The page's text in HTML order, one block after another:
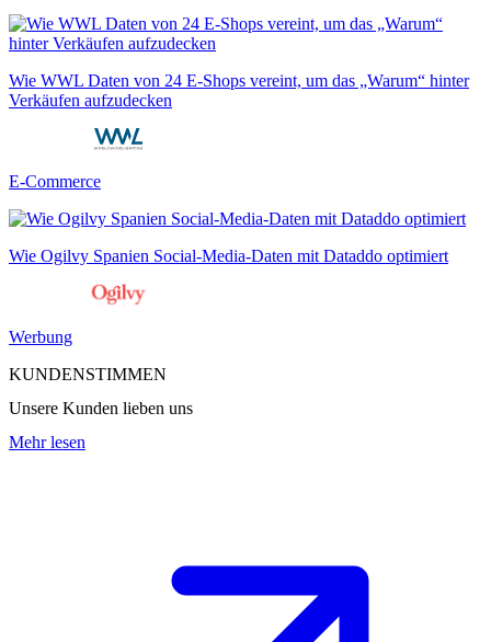
Wie WWL Daten von 24 E-Shops vereint, um das „Warum“ hinter
Verkäufen aufzudecken
E-Commerce
Wie Ogilvy Spanien Social-Media-Daten mit Dataddo optimiert
Werbung
KUNDENSTIMMEN
Unsere Kunden lieben uns
Mehr lesen